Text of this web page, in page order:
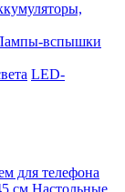
вспышки
LED-
для телефона
см Настольные